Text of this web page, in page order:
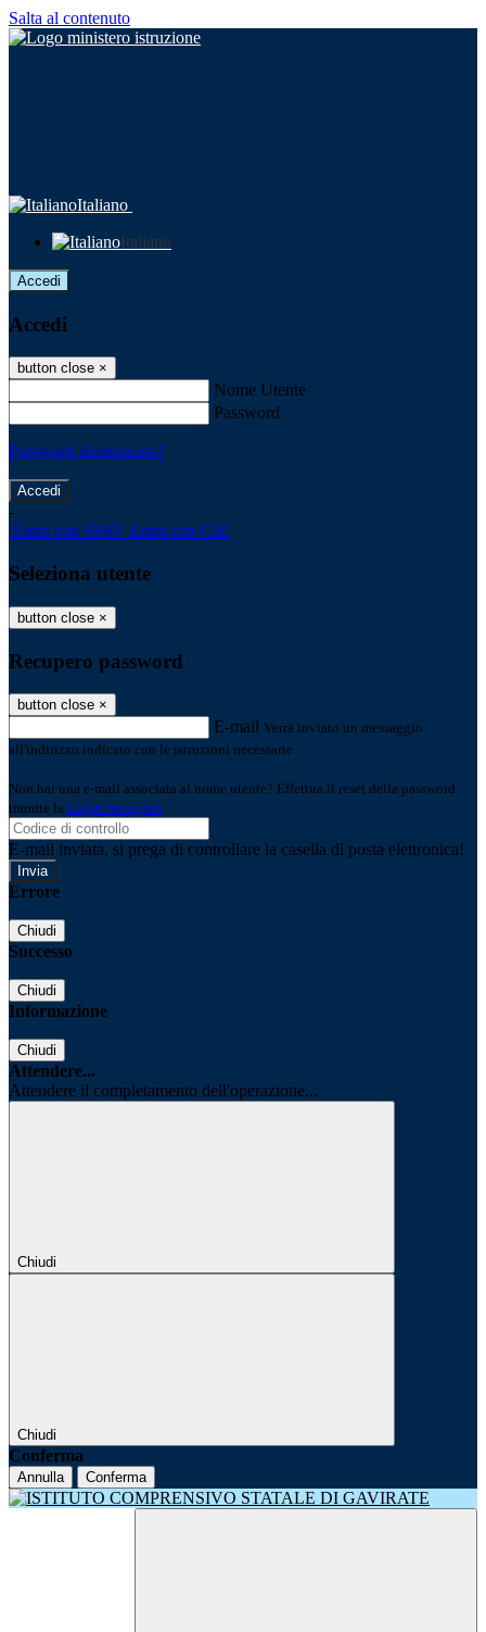
Salta al contenuto
Italiano
Italiano
Accedi
Accedi
button close ×
Nome Utente
Password
Password dimenticata?
-
Entra con SPID Entra con CIE
Seleziona utente
button close ×
Recupero password
button close ×
E-mail Verrà inviato un messaggio
all'indirizzo indicato con le istruzioni necessarie.
Non hai una e-mail associata al nome utente? Effettua il reset della password
tramite la Login Spaggiari
E-mail inviata, si prega di controllare la casella di posta elettronica!
Errore
Chiudi
Successo
Chiudi
Informazione
Chiudi
Attendere...
Attendere il completamento dell'operazione...
Chiudi
Chiudi
Conferma
Annulla Conferma